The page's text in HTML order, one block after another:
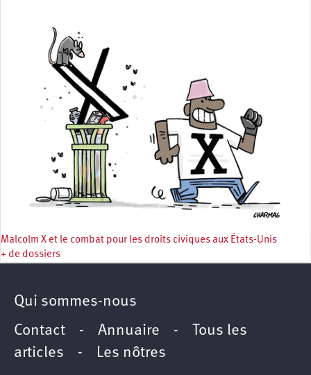
Malcolm X et le combat pour les droits civiques aux États-Unis
+ de dossiers
Qui sommes-nous
Contact - Annuaire -
Tous les
articles - Les nôtres